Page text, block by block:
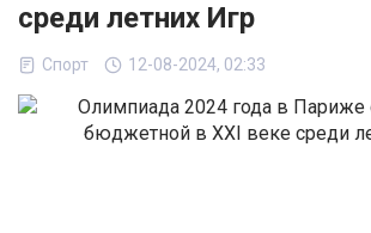
среди летних Игр
Спорт 12-08-2024, 02:33